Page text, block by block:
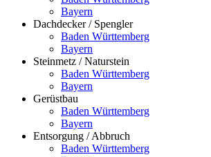
Bayern
Dachdecker / Spengler
Baden Württemberg
Bayern
Steinmetz / Naturstein
Baden Württemberg
Bayern
Gerüstbau
Baden Württemberg
Bayern
Entsorgung / Abbruch
Baden Württemberg